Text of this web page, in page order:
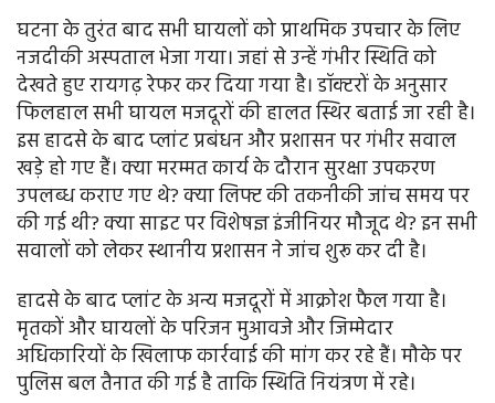
घटना के तुरंत बाद सभी घायलों को प्राथमिक उपचार के लिए
नजदीकी अस्पताल भेजा गया। जहां से उन्हें गंभीर स्थिति को
देखते हुए रायगढ़ रेफर कर दिया गया है। डॉक्टरों के अनुसार
फिलहाल सभी घायल मजदूरों की हालत स्थिर बताई जा रही है।
इस हादसे के बाद प्लांट प्रबंधन और प्रशासन पर गंभीर सवाल
खड़े हो गए हैं। क्या मरम्मत कार्य के दौरान सुरक्षा उपकरण
उपलब्ध कराए गए थे? क्या लिफ्ट की तकनीकी जांच समय पर
की गई थी? क्या साइट पर विशेषज्ञ इंजीनियर मौजूद थे? इन सभी
सवालों को लेकर स्थानीय प्रशासन ने जांच शुरू कर दी है।
हादसे के बाद प्लांट के अन्य मजदूरों में आक्रोश फैल गया है।
मृतकों और घायलों के परिजन मुआवजे और जिम्मेदार
अधिकारियों के खिलाफ कार्रवाई की मांग कर रहे हैं। मौके पर
पुलिस बल तैनात की गई है ताकि स्थिति नियंत्रण में रहे।